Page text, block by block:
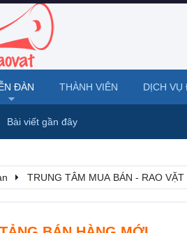
TRUNG TÂM MUA BÁN - RAO VẶT
ĐÀN
Bài viết gần đây
THÀNH VIÊN DỊCH